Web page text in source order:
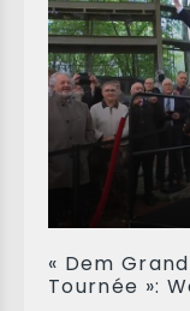
« Dem
Tournée »: